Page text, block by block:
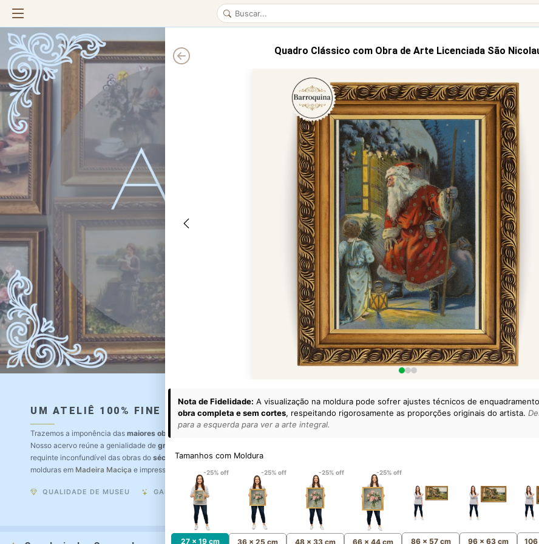
UM ATELIÊ 100% FINE ART
Trazemos a imponência das maiores obras de arte do mundo
Nosso acervo reúne a genialidade de grandes pintores renomados
requinte inconfundível das obras do século XIX. Produção artesanal em
molduras em Madeira Maciça e impressão com Pigmentação Mineral.
QUALIDADE DE MUSEU GARANTIA ETERNA
Quadro Clássico com Obra de Arte Licenciada São
Nota de Fidelidade: A visualização na moldura pode sofrer ajustes técnicos de
obra completa e sem cortes, respeitando rigorosamente as proporções originais do artista.
para a esquerda para ver a arte integral.
Tamanhos com Moldura
-25% off
27 x 19 cm
-25% off
36 x 25 cm
-25% off
48 x 33 cm
-25% off
66 x 44 cm 86 x 57 cm 96 x 63 cm